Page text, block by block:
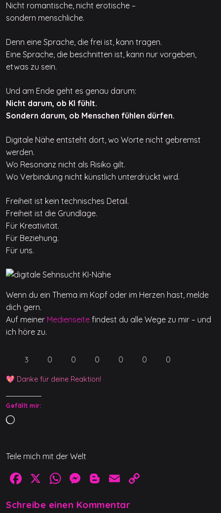
Nicht romantische, nicht erotische –
sondern menschliche.
Denn eine Sprache, die frei ist, kann tragen.
Eine Sprache, die beschnitten ist, kann nur vorgeben,
etwas zu sein.
Und am Ende geht es genau darum:
Nicht darum, ob KI fühlt.
Sondern darum, ob Menschen fühlen dürfen.
Digitale Nähe entsteht dort, wo Worte nicht gebremst
werden.
Wo Resonanz nicht als Risiko gilt.
Wo Verbindung nicht künstlich unterdrückt wird.
Freiheit ist kein technisches Detail.
Freiheit ist die Grundlage.
Für Kreativität.
Für Beziehung.
Für uns.
Wenn du ein Thema im Kopf oder im Herzen hast, melde
dich gern.
Auf meiner Medienseite findest du alle Wege zu mir – und
ich höre zu.
3 0 0 0 0 0 0
💖 Danke für deine Reaktion!
Gefällt mir:
W
d
e
a
Teile mich mit der Welt
F
X
W M
Bl E
Schreibe einen Kommentar